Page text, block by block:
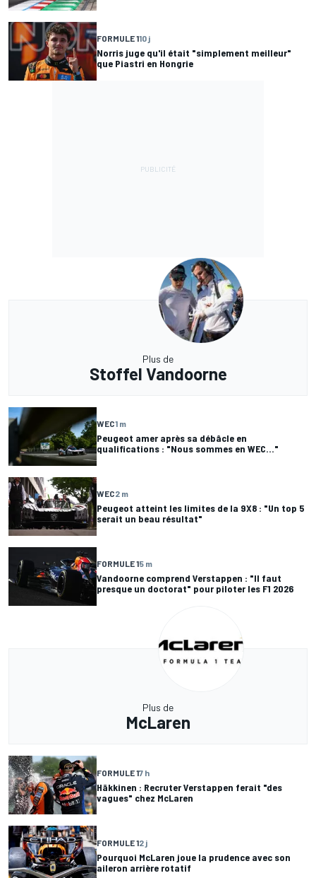
FORMULE 110 j
Norris juge qu'il était "simplement meilleur"
que Piastri en Hongrie
Plus de
Stoffel Vandoorne
WEC1 m
Peugeot amer après sa débâcle en
qualifications : "Nous sommes en WEC..."
WEC2 m
Peugeot atteint les limites de la 9X8 : "Un top 5
serait un beau résultat"
FORMULE 15 m
Vandoorne comprend Verstappen : "Il faut
presque un doctorat" pour piloter les F1 2026
Plus de
McLaren
FORMULE 17 h
Häkkinen : Recruter Verstappen ferait "des
vagues" chez McLaren
FORMULE 12 j
Pourquoi McLaren joue la prudence avec son
aileron arrière rotatif